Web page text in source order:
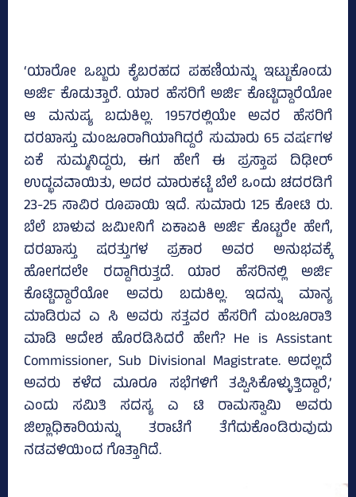
‘ಯಾರೋ ಒಬ್ಬರು ಕೈಬರಹದ ಪಹಣಿಯನ್ನು ಇಟ್ಟುಕೊಂಡು
ಅರ್ಜಿ ಕೊಡುತ್ತಾರೆ. ಯಾರ ಹೆಸರಿಗೆ ಅರ್ಜಿ ಕೊಟ್ಟಿದ್ದಾರೆಯೋ
ಆ ಮನುಷ್ಯ ಬದುಕಿಲ್ಲ. 1957ರಲ್ಲಿಯೇ ಅವರ ಹೆಸರಿಗೆ
ದರಖಾಸ್ತು ಮಂಜೂರಾಗಿಯಾಗಿದ್ದರೆ ಸುಮಾರು 65 ವರ್ಷಗಳ
ಏಕೆ ಸುಮ್ಮನಿದ್ದರು, ಈಗ ಹೇಗೆ ಈ ಪ್ರಸ್ತಾಪ ದಿಢೀರ್
ಉದ್ಭವವಾಯಿತು, ಅದರ ಮಾರುಕಟ್ಟೆ ಬೆಲೆ ಒಂದು ಚದರಡಿಗೆ
23-25 ಸಾವಿರ ರೂಪಾಯಿ ಇದೆ. ಸುಮಾರು 125 ಕೋಟಿ ರು.
ಬೆಲೆ ಬಾಳುವ ಜಮೀನಿಗೆ ಏಕಾಏಕಿ ಅರ್ಜಿ ಕೊಟ್ಟರೇ ಹೇಗೆ,
ದರಖಾಸ್ತು ಷರತ್ತುಗಳ ಪ್ರಕಾರ ಅವರ ಅನುಭವಕ್ಕೆ
ಹೋಗದಲೇ ರದ್ದಾಗಿರುತ್ತದೆ. ಯಾರ ಹೆಸರಿನಲ್ಲಿ ಅರ್ಜಿ
ಕೊಟ್ಟಿದ್ದಾರೆಯೋ ಅವರು ಬದುಕಿಲ್ಲ. ಇದನ್ನು ಮಾನ್ಯ
ಮಾಡಿರುವ ಎ ಸಿ ಅವರು ಸತ್ತವರ ಹೆಸರಿಗೆ ಮಂಜೂರಾತಿ
ಮಾಡಿ ಆದೇಶ ಹೊರಡಿಸಿದರೆ ಹೇಗೆ? He is Assistant
Commissioner, Sub Divisional Magistrate. ಅದಲ್ಲದೆ
ಅವರು ಕಳೆದ ಮೂರೂ ಸಭೆಗಳಿಗೆ ತಪ್ಪಿಸಿಕೊಳ್ಳುತ್ತಿದ್ದಾರೆ,’
ಎಂದು ಸಮಿತಿ ಸದಸ್ಯ ಎ ಟಿ ರಾಮಸ್ವಾಮಿ ಅವರು
ಜಿಲ್ಲಾಧಿಕಾರಿಯನ್ನು ತರಾಟೆಗೆ ತೆಗೆದುಕೊಂಡಿರುವುದು
ನಡವಳಿಯಿಂದ ಗೊತ್ತಾಗಿದೆ.